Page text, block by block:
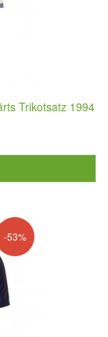
Trikotsatz 1994
-53%